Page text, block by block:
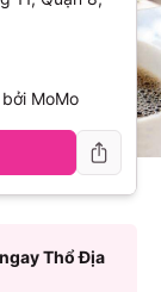
MoMo
Thổ Địa